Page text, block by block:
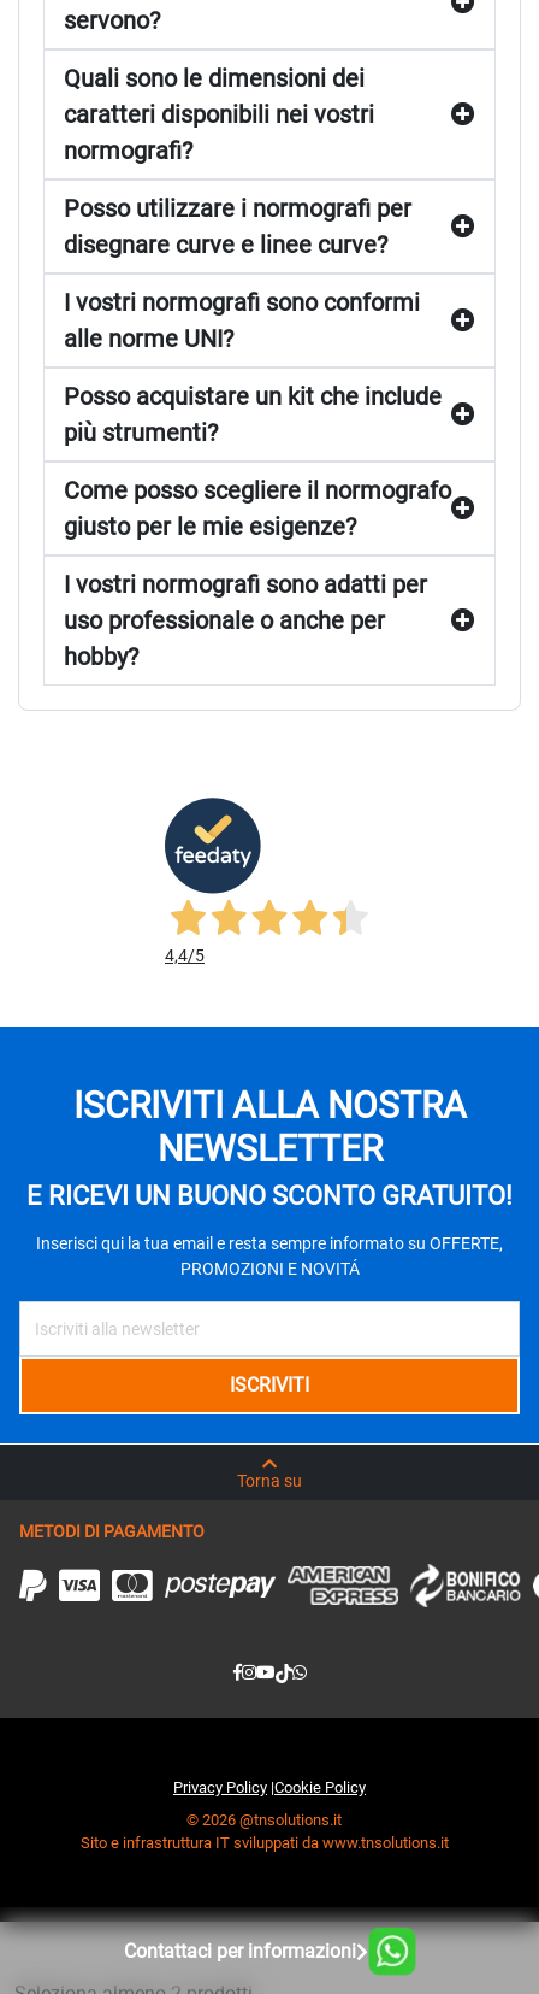
servono?
Quali sono le dimensioni dei
caratteri disponibili nei vostri
normografi?
Posso utilizzare i normografi per
disegnare curve e linee curve?
I vostri normografi sono conformi
alle norme UNI?
Posso acquistare un kit che include
più strumenti?
Come posso scegliere il normografo
giusto per le mie esigenze?
I vostri normografi sono adatti per
uso professionale o anche per
hobby?
4,4/5
ISCRIVITI ALLA NOSTRA
NEWSLETTER
E RICEVI UN BUONO SCONTO GRATUITO!
Inserisci qui la tua email e resta sempre informato su OFFERTE,
PROMOZIONI E NOVITÁ
Torna su
METODI DI PAGAMENTO
Privacy Policy |Cookie Policy
© 2026 @tnsolutions.it
Sito e infrastruttura IT sviluppati da www.tnsolutions.it
Contattaci per informazioni